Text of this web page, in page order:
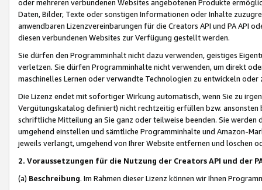
oder mehreren verbundenen Websites angebotenen Produkte
Daten, Bilder, Texte oder sonstigen Informationen oder Inhalte
anwendbaren Lizenzvereinbarungen für die Creators API und PA API
diesen verbundenen Websites zur Verfügung gestellt werden.
Sie dürfen den Programminhalt nicht dazu verwenden, geistiges
verletzen. Sie dürfen Programminhalte nicht verwenden, um direkt
maschinelles Lernen oder verwandte Technologien zu entwickeln
Die Lizenz endet mit sofortiger Wirkung automatisch, wenn Sie zu
Vergütungskatalog definiert) nicht rechtzeitig erfüllen bzw. ansonsten
schriftliche Mitteilung an Sie ganz oder teilweise beenden. Sie werden
umgehend einstellen und sämtliche Programminhalte und Amazon-
jeweils verlangt, umgehend von Ihrer Website entfernen und löschen
2. Voraussetzungen für die Nutzung der Creators API und der
(a) Beschreibung. Im Rahmen dieser Lizenz können wir Ihnen